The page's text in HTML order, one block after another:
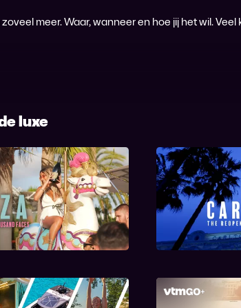
meer. Waar, wanneer en hoe jij het wil. Veel
luxe
One Island, A
Faces
Carlton,